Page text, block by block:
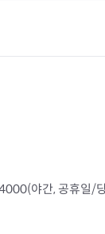
야간, 공휴일/